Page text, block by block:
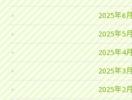
2025年6月
2025年5月
2025年4月
2025年3月
2025年2月